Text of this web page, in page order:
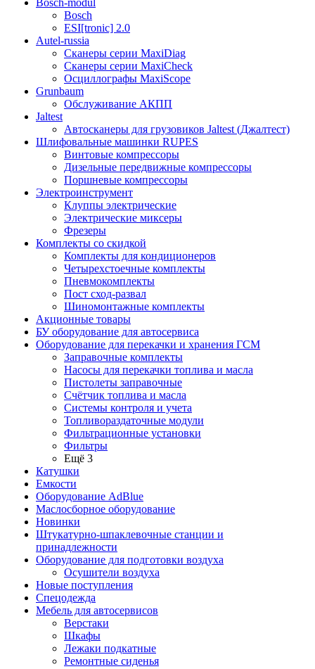
Bosch-modul
Bosch
ESI[tronic] 2.0
Autel-russia
Сканеры серии MaxiDiag
Сканеры серии MaxiCheck
Осциллографы MaxiScope
Grunbaum
Обслуживание АКПП
Jaltest
Автосканеры для грузовиков Jaltest (Джалтест)
Шлифовальные машинки RUPES
Винтовые компрессоры
Дизельные передвижные компрессоры
Поршневые компрессоры
Электроинструмент
Клуппы электрические
Электрические миксеры
Фрезеры
Комплекты со скидкой
Комплекты для кондиционеров
Четырехстоечные комплекты
Пневмокомплекты
Пост сход-развал
Шиномонтажные комплекты
Акционные товары
БУ оборудование для автосервиса
Оборудование для перекачки и хранения ГСМ
Заправочные комплекты
Насосы для перекачки топлива и масла
Пистолеты заправочные
Счётчик топлива и масла
Системы контроля и учета
Топливораздаточные модули
Фильтрационные установки
Фильтры
Ещё 3
Катушки
Емкости
Оборудование AdBlue
Маслосборное оборудование
Новинки
Штукатурно-шпаклевочные станции и
принадлежности
Оборудование для подготовки воздуха
Осушители воздуха
Новые поступления
Спецодежда
Мебель для автосервисов
Верстаки
Шкафы
Лежаки подкатные
Ремонтные сиденья